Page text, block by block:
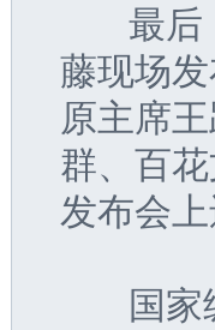
最后，
藤现场
原主席
群、百
发布会
国家级